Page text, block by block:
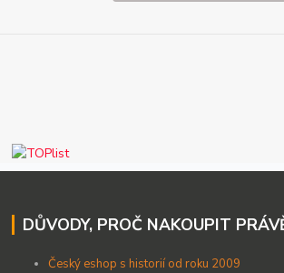
DŮVODY, PROČ NAKOUPIT
Český eshop s historií od roku 2009